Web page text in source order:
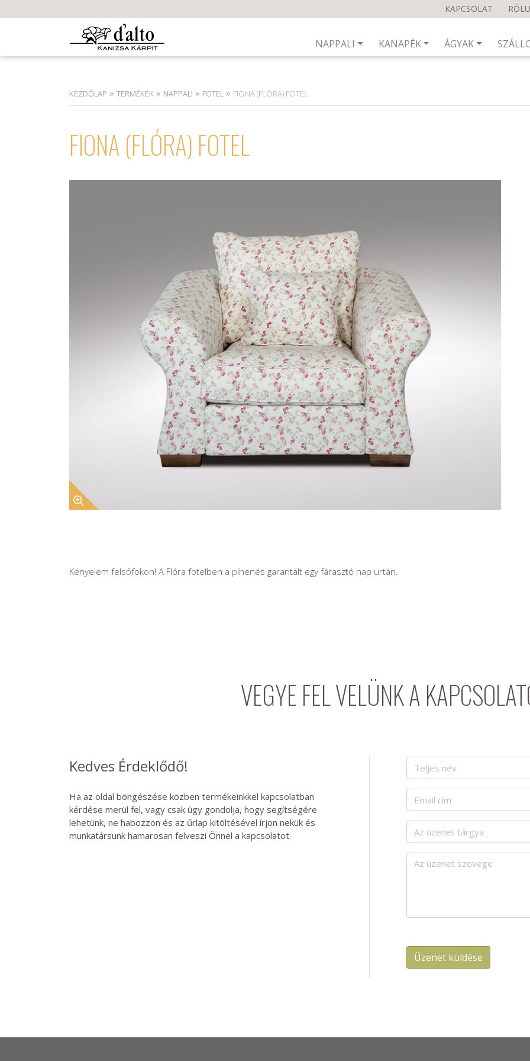
KAPCSOLAT
NAPPALI KANAPÉK ÁGYAK
KEZDŐLAP » TERMÉKEK » NAPPALI » FOTEL » FIONA (FLÓRA) FOTEL
FIONA (FLÓRA) FOTEL
Kényelem felsőfokon! A Flóra fotelben a pihenés garantált egy fárasztó nap urtán.
VEGYE FEL VELÜNK A
Kedves Érdeklődő!
Ha az oldal böngészése közben termékeinkkel kapcsolatban
kérdése merül fel, vagy csak úgy gondolja, hogy segítségére
lehetünk, ne habozzon és az űrlap kitöltésével írjon nekük és
munkatársunk hamarosan felveszi Önnel a kapcsolatot.